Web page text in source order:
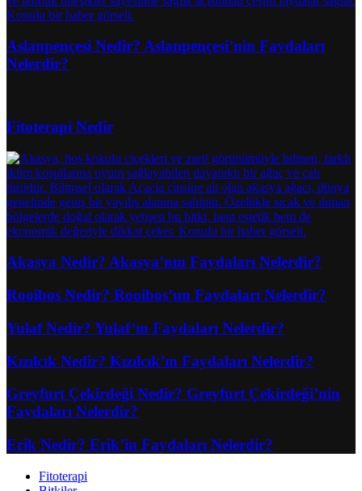
Aslanpençesi Nedir? Aslanpençesi’nin Faydaları
Nelerdir?
Fitoterapi Nedir
Akasya Nedir? Akasya’nın Faydaları Nelerdir?
Rooibos Nedir? Rooibos’un Faydaları Nelerdir?
Yulaf Nedir? Yulaf’ın Faydaları Nelerdir?
Kızılcık Nedir? Kızılcık’ın Faydaları Nelerdir?
Greyfurt Çekirdeği Nedir? Greyfurt Çekirdeği’nin
Faydaları Nelerdir?
Erik Nedir? Erik’in Faydaları Nelerdir?
Fitoterapi